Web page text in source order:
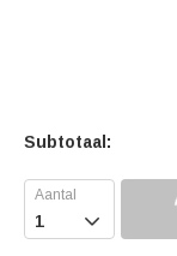
Subtotaal:
